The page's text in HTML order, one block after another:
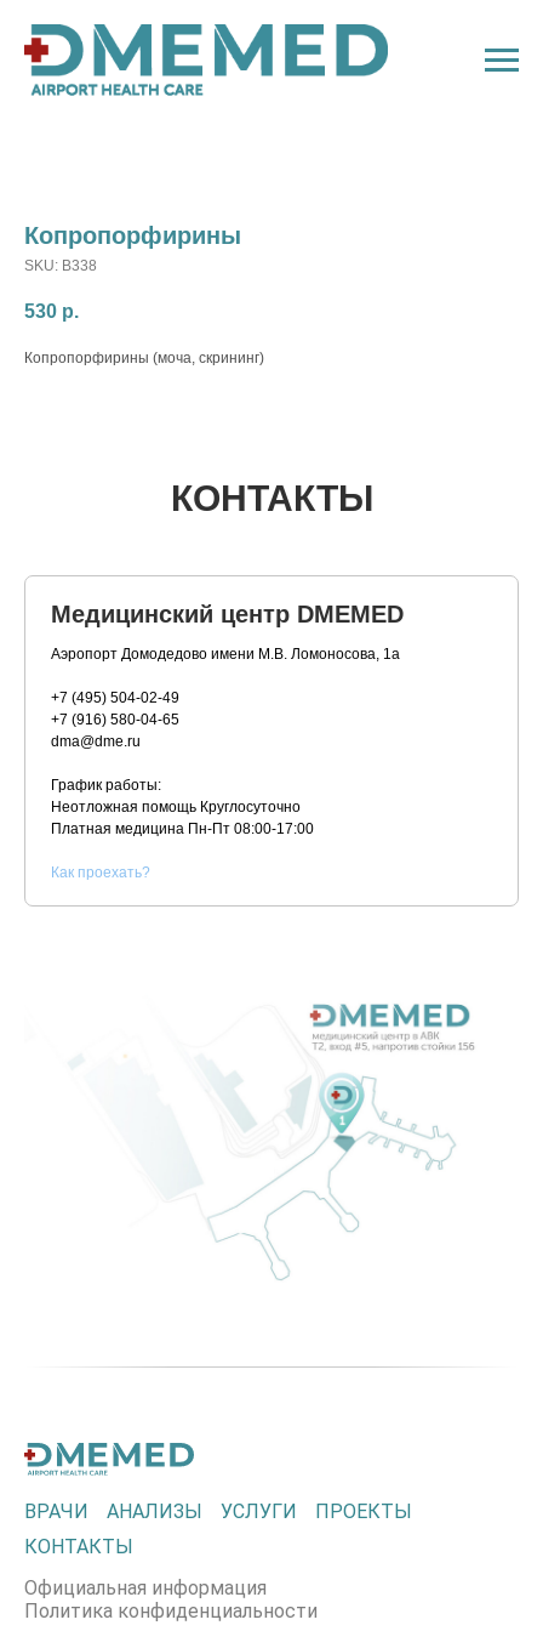
Копропорфирины
SKU: B338
530 р.
Копропорфирины (моча, скрининг)
КОНТАКТЫ
Медицинский центр DMEMED
Аэропорт Домодедово имени М.В. Ломоносова, 1а
+7 (495) 504-02-49
+7 (916) 580-04-65
dma@dme.ru
График работы:
Неотложная помощь Круглосуточно
Платная медицина Пн-Пт 08:00-17:00
Как проехать?
ВРАЧИ АНАЛИЗЫ УСЛУГИ
ПРОЕКТЫ
КОНТАКТЫ
Официальная информация
Политика конфиденциальности